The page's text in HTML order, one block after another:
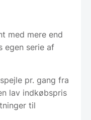
med mere end
egen serie af
pr. gang fra
lav indkøbspris
til